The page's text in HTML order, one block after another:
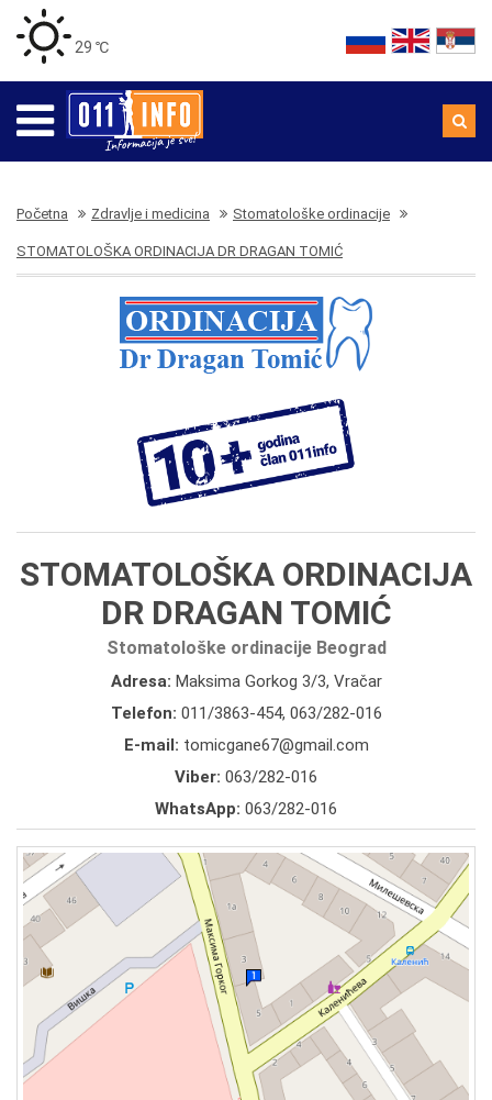
29 ℃
Početna Zdravlje i medicina Stomatološke ordinacije
STOMATOLOŠKA ORDINACIJA DR DRAGAN TOMIĆ
STOMATOLOŠKA ORDINACIJA
DR DRAGAN TOMIĆ
Stomatološke ordinacije Beograd
Adresa: Maksima Gorkog 3/3, Vračar
Telefon: 011/3863-454, 063/282-016
E-mail: tomicgane67@gmail.com
Viber: 063/282-016
WhatsApp: 063/282-016